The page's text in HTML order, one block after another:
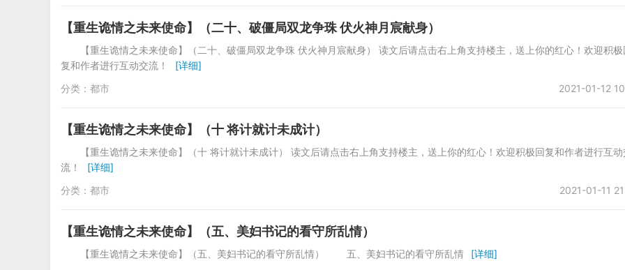
【重生诡情之未来使命】（二十、破僵局双龙争珠 伏火神月宸献身）
【重生诡情之未来使命】（二十、破僵局双龙争珠 伏火神月宸献身） 读文后请点击右上角支持楼主，送上你的红心！欢迎积极
复和作者进行互动交流！
[详细]
2021-01-12
分类： 都市
【重生诡情之未来使命】（十 将计就计未成计）
【重生诡情之未来使命】（十 将计就计未成计） 读文后请点击右上角支持楼主，送上你的红心！欢迎积极回复和作者进行互动
流！
[详细]
2021-01-11
分类： 都市
【重生诡情之未来使命】（五、美妇书记的看守所乱情）
【重生诡情之未来使命】（五、美妇书记的看守所乱情） 五、美妇书记的看守所乱情
[详细]